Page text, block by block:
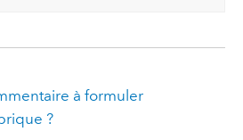
à formuler
?